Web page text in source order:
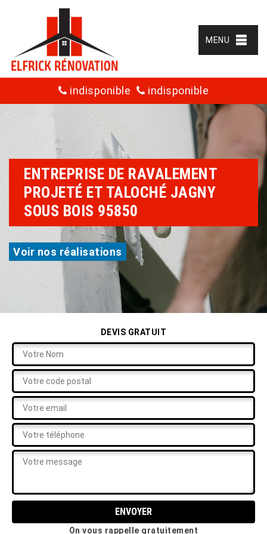
MENU
indisponible indisponible
ENTREPRISE DE RAVALEMENT
PROJETÉ ET TALOCHÉ JAGNY
SOUS BOIS 95850
Voir nos réalisations
DEVIS GRATUIT
On vous rappelle gratuitement